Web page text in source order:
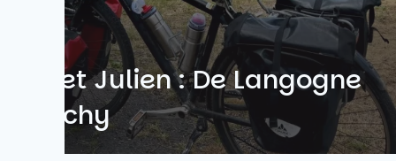
Xin et Julien : De Langogne
à Vichy